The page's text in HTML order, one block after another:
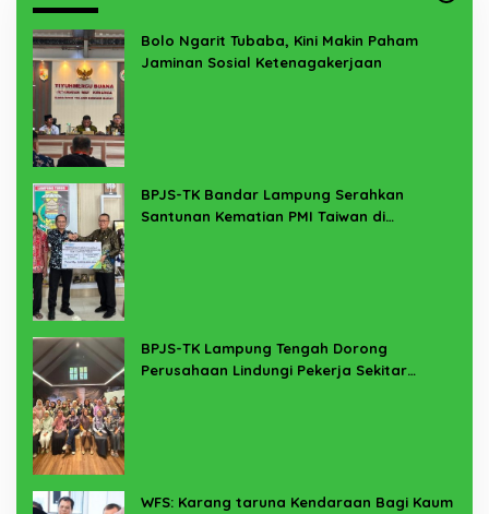
Bolo Ngarit Tubaba, Kini Makin Paham
Jaminan Sosial Ketenagakerjaan
BPJS-TK Bandar Lampung Serahkan
Santunan Kematian PMI Taiwan di
BPJS-TK Lampung Tengah Dorong
Perusahaan Lindungi Pekerja Sekitar
WFS: Karang taruna Kendaraan Bagi Kaum